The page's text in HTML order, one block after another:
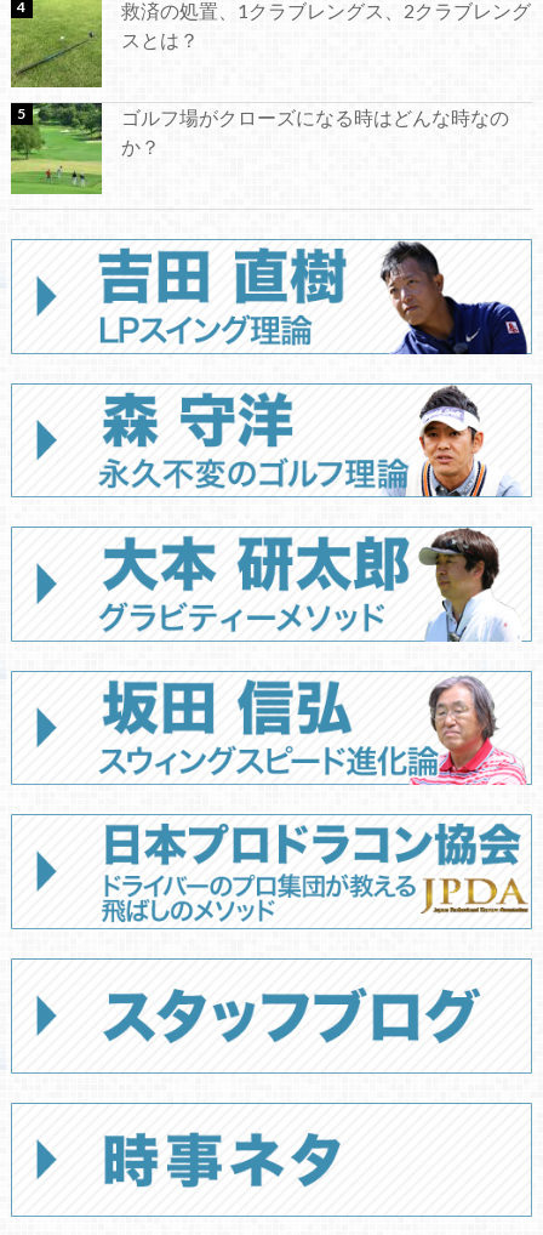
救済の処置、1クラブレングス、2クラブレング
スとは？
ゴルフ場がクローズになる時はどんな時なの
か？